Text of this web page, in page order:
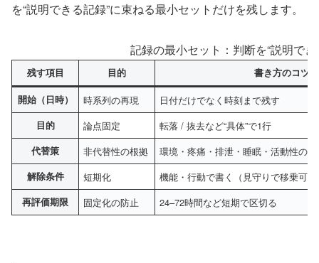
を“説明できる記録”に束ねる最小セットだけを残します。
記録の最小セット：判断を“説明で
残す項目 目的 書き方のコツ
開始（日時） 時系列の再現 日付だけでなく時刻まで残す
目的 論点固定 転落 / 抜去など“具体”で1行
代替策 非代替性の根拠 環境・疼痛・排泄・睡眠・活動性の
解除条件 短期化 機能・行動で書く（見守りで移乗可
再評価期限 固定化の防止 24–72時間など短期で区切る